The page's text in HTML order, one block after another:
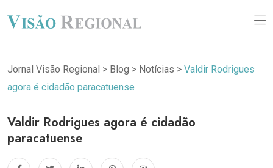
Jornal Visão Regional > Blog > Notícias > Valdir Rodrigues
agora é cidadão paracatuense
Valdir Rodrigues agora é cidadão
paracatuense